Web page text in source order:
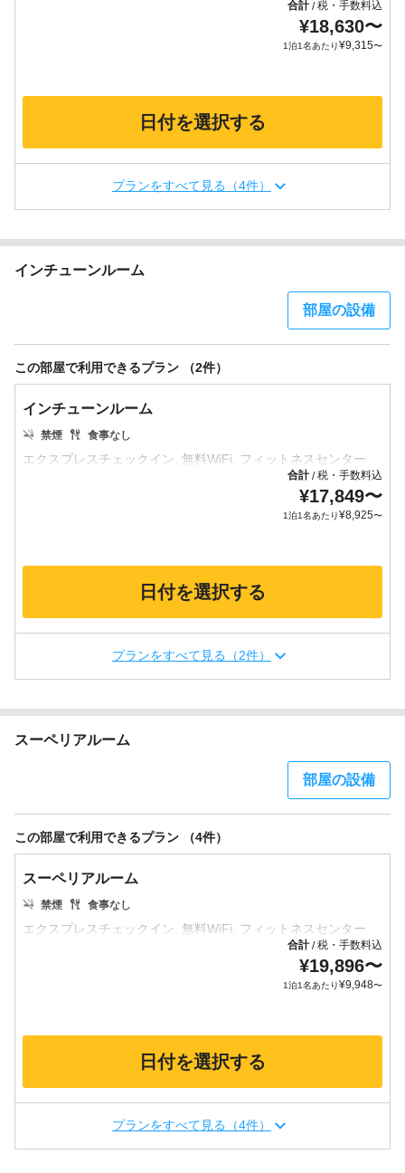
合計/税・手数料込
¥18,630〜
1泊1名あたり¥9,315〜
日付を選択する
プランをすべて見る（4件）
インチューンルーム
部屋の設備
この部屋で利用できるプラン （2件）
インチューンルーム
禁煙 食事なし
合計/税・手数料込
¥17,849〜
1泊1名あたり¥8,925〜
日付を選択する
プランをすべて見る（2件）
スーペリアルーム
部屋の設備
この部屋で利用できるプラン （4件）
スーペリアルーム
禁煙 食事なし
合計/税・手数料込
¥19,896〜
1泊1名あたり¥9,948〜
日付を選択する
プランをすべて見る（4件）